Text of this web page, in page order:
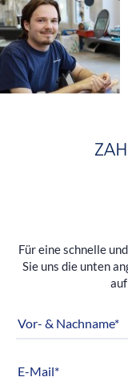
Für eine schnelle
Sie uns die unten